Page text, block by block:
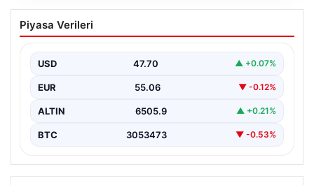
34 Yıllık Hasretin Ardından Gelen
Büyük Mutluluk: İkiz Kızlarıyla Anıtkabir
Adıyaman'da hayatlarını sürdüren Abuzer ve Zeynep
Piyasa Verileri
USD 47.70 ▲ +0.07%
EUR 55.06 ▼ -0.12%
ALTIN 6505.9 ▲ +0.21%
BTC 3053473 ▼ -0.53%